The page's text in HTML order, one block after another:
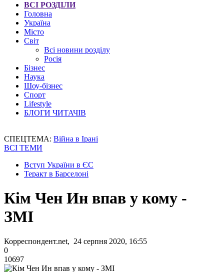
ВСІ РОЗДІЛИ
Головна
Україна
Місто
Світ
Всі новини розділу
Росія
Бізнес
Наука
Шоу-бізнес
Спорт
Lifestyle
БЛОГИ ЧИТАЧІВ
СПЕЦТЕМА: Війна в Ірані
ВСІ ТЕМИ
Вступ України в ЄС
Теракт в Барселоні
Кім Чен Ин впав у кому -
ЗМІ
Корреспондент.net, 24 серпня 2020, 16:55
0
10697